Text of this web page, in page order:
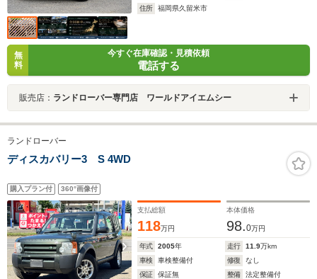
住所
福岡県久留米市
無
料
今すぐ在庫確認・見積依頼
電話する
販売店： ランドローバー専門店 ワールドアイエムシー
ランドローバー
ディスカバリー3 S 4WD
購入プラン付 360°画像付
支払総額
118万円
本体価格
98.0万円
年式 2005年 走行 11.9万km
車検
車検整備付 修復
なし
保証
保証無 整備
法定整備付